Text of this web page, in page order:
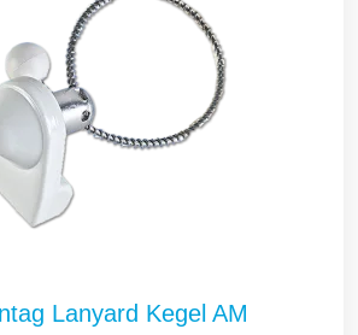
Lanyard Kegel AM